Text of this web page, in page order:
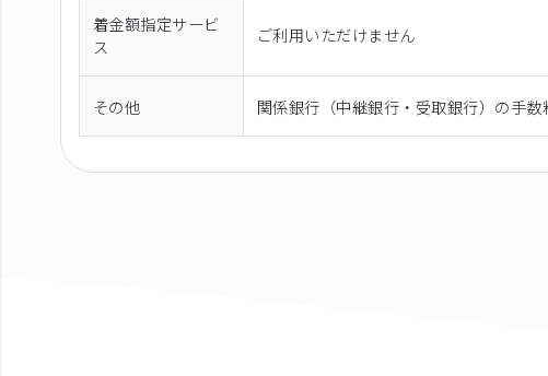
着金額指定サービ
ス
ご利用いただけません
その他 関係銀行（中継銀行・受取銀行）の手